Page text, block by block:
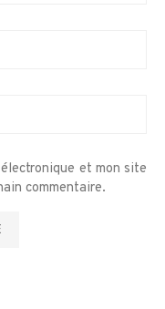
et mon site
commentaire.